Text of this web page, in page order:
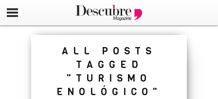
google-site-
ALL POSTS
TAGGED
"TURISMO
ENOLÓGICO"